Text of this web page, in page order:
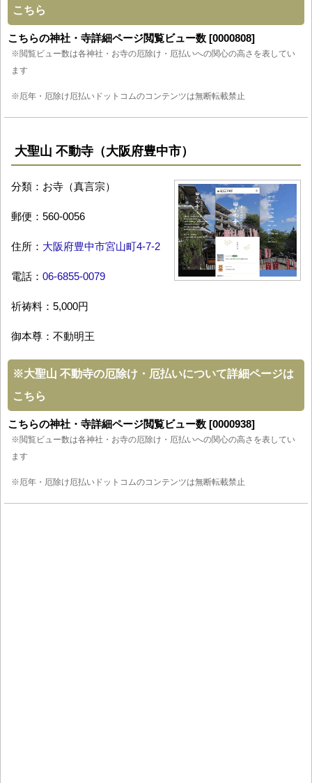
こちら
こちらの神社・寺詳細ページ閲覧ビュー数 [0000808]
※閲覧ビュー数は各神社・お寺の厄除け・厄払いへの関心の高さを表してい
ます
※厄年・厄除け厄払いドットコムのコンテンツは無断転載禁止
大聖山 不動寺（大阪府豊中市）
分類：お寺（真言宗）
郵便：560-0056
住所： 大阪府豊中市宮山町4-7-2
電話： 06-6855-0079
祈祷料：5,000円
御本尊：不動明王
※大聖山 不動寺の厄除け・厄払いについて詳細ページは
こちら
こちらの神社・寺詳細ページ閲覧ビュー数 [0000938]
※閲覧ビュー数は各神社・お寺の厄除け・厄払いへの関心の高さを表してい
ます
※厄年・厄除け厄払いドットコムのコンテンツは無断転載禁止